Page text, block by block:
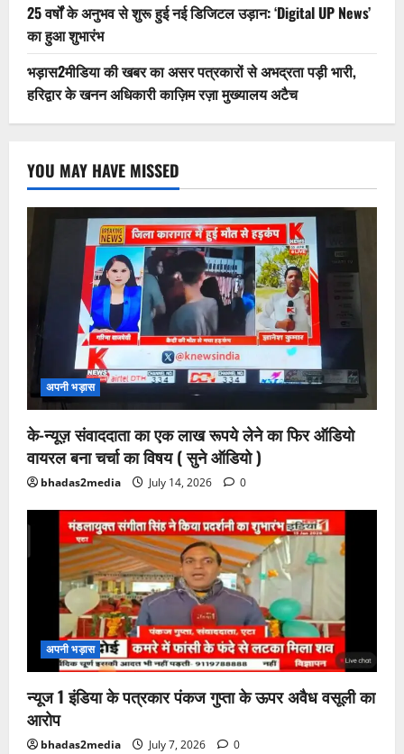
25 वर्षों के अनुभव से शुरू हुई नई डिजिटल उड़ान: ‘Digital UP News’
का हुआ शुभारंभ
भड़ास2मीडिया की खबर का असर पत्रकारों से अभद्रता पड़ी भारी,
हरिद्वार के खनन अधिकारी काज़िम रज़ा मुख्यालय अटैच
YOU MAY HAVE MISSED
अपनी भड़ास
के-न्यूज़ संवाददाता का एक लाख रूपये लेने का फिर ऑडियो
वायरल बना चर्चा का विषय ( सुने ऑडियो )
bhadas2media July 14, 2026 0
अपनी भड़ास
न्यूज 1 इंडिया के पत्रकार पंकज गुप्ता के ऊपर अवैध वसूली का
आरोप
bhadas2media July 7, 2026 0